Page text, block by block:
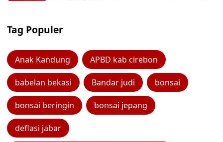
Tag Populer
Anak Kandung APBD kab cirebon
babelan bekasi Bandar judi bonsai
bonsai beringin bonsai jepang
deflasi jabar